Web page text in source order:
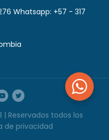
- 317
Reservados todos los
de privacidad